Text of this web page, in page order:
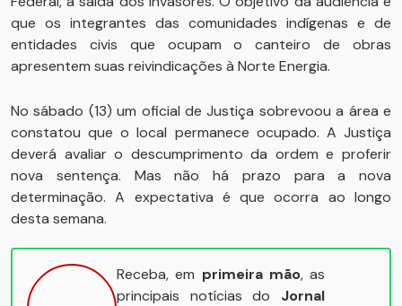
que os integrantes das comunidades indígenas e de
entidades civis que ocupam o canteiro de obras
apresentem suas reivindicações à Norte Energia.
No sábado (13) um oficial de Justiça sobrevoou a área e
constatou que o local permanece ocupado. A Justiça
deverá avaliar o descumprimento da ordem e proferir
nova sentença. Mas não há prazo para a nova
determinação. A expectativa é que ocorra ao longo
desta semana.
Receba, em primeira mão, as
principais notícias do Jornal